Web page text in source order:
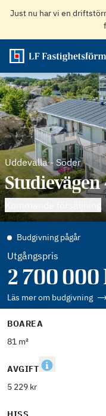
Just nu har vi en
Uddevalla- Söder
Studievägen
Budgivning pågår
Utgångspris
2 700 000
Läs mer om budgivning
BOAREA
81 m²
AVGIFT
5 229 kr